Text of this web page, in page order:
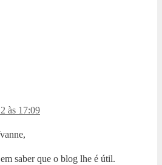
às 17:09
saber que o blog lhe é útil.